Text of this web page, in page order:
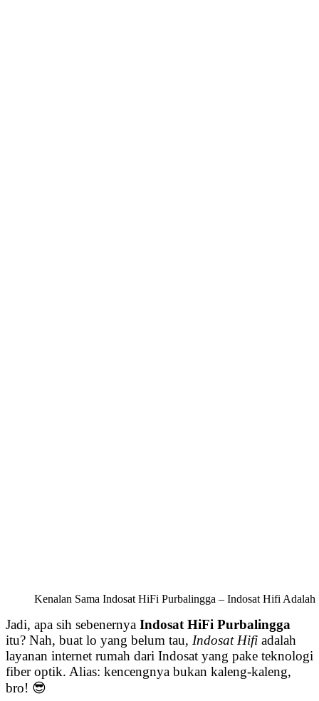
Kenalan Sama Indosat HiFi Purbalingga – Indosat Hifi
Jadi, apa sih sebenernya Indosat HiFi Purbalingga
itu? Nah, buat lo yang belum tau, Indosat Hifi adalah
layanan internet rumah dari Indosat yang pake teknologi
fiber optik. Alias: kencengnya bukan kaleng-kaleng,
bro! 😎